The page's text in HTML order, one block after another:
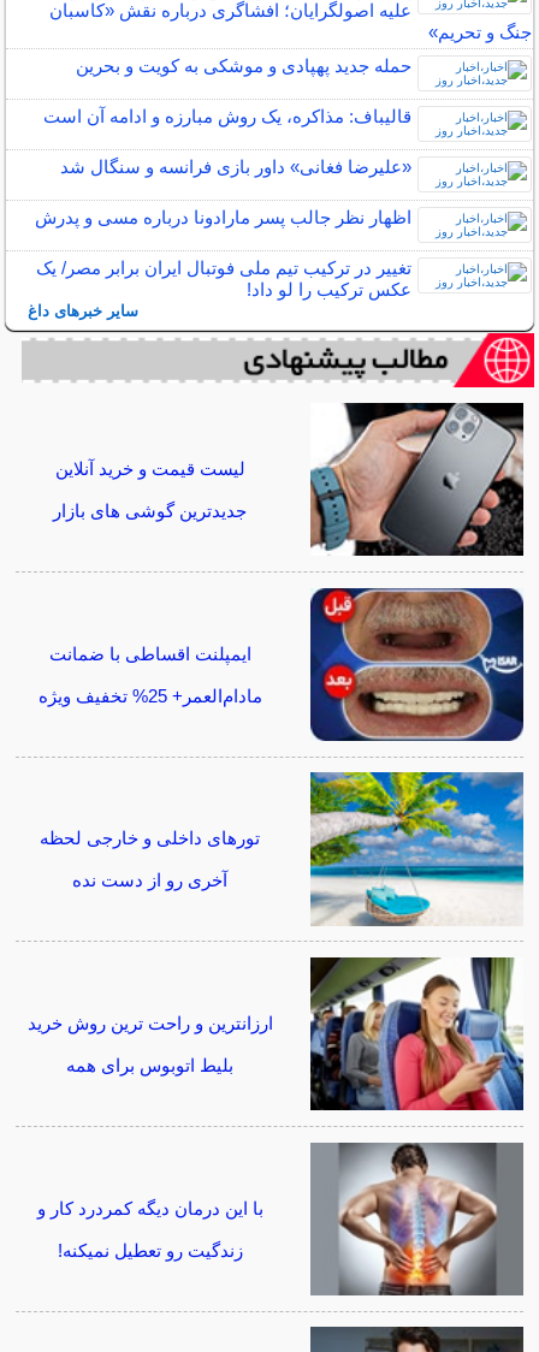
علیه اصولگرایان؛ افشاگری درباره نقش «کاسبان
جنگ و تحریم»
حمله جدید پهپادی و موشکی به کویت و بحرین
قالیباف: مذاکره، یک روش مبارزه و ادامه آن است
«علیرضا فغانی» داور بازی فرانسه و سنگال شد
اظهار نظر جالب پسر مارادونا درباره مسی و پدرش
تغییر در ترکیب تیم ملی فوتبال ایران برابر مصر/ یک
عکس ترکیب را لو داد!
سایر خبرهای داغ
لیست قیمت و خرید آنلاین
جدیدترین گوشی های بازار
ایمپلنت اقساطی با ضمانت
مادام‌العمر+ 25% تخفیف ویژه
تورهای داخلی و خارجی لحظه
آخری رو از دست نده
ارزانترین و راحت ترین روش خرید
بلیط اتوبوس برای همه
با این درمان دیگه کمردرد کار و
زندگیت رو تعطیل نمیکنه!